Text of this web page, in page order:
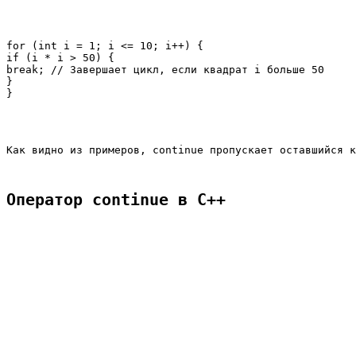
for (int i = 1; i <= 10; i++) {
if (i * i > 50) {
break; // Завершает цикл, если квадрат i больше 50
}
Как видно из примеров, continue пропускает
Оператор continue в C++